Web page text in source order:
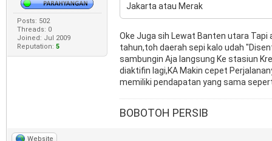
Posts: 502
Threads: 0
Joined: Jul 2009
Reputation: 5
Jakarta atau Merak
Oke Juga sih Lewat Banten utara Tapi
tahun,toh daerah sepi kalo udah
sambungin Aja langsung Ke stasiun
diaktifin lagi,KA Makin cepet
memiliki pendapatan yang sama
BOBOTOH PERSIB
Website